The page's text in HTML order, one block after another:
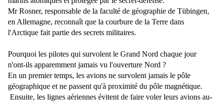
Mr Rosner, responsable de la faculté de géographie de Tübingen,
en Allemagne, reconnaît que la courbure de la Terre dans
l'Arctique fait partie des secrets militaires.
Pourquoi les pilotes qui survolent le Grand Nord chaque jour
n'ont-ils apparemment jamais vu l'ouverture Nord ?
En un premier temps, les avions ne survolent jamais le pôle
géographique et ne passent qu'à proximité du pôle magnétique.
Ensuite, les lignes aériennes évitent de faire voler leurs avions au-